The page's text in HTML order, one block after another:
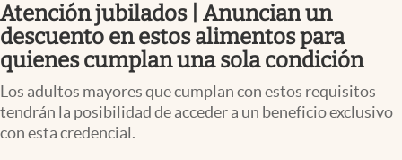
Pc y celular
Vida y estilo
Tv
Clima
Atención jubilados | Anuncian un
descuento en estos alimentos para
quienes cumplan una sola condición
Los adultos mayores que cumplan con estos requisitos
tendrán la posibilidad de acceder a un beneficio exclusivo
con esta credencial.